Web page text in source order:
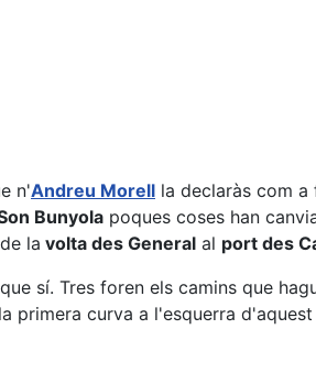
n'Andreu Morell la declaràs com
Bunyola poques coses han
la volta des General al port des
sí. Tres foren els camins que
primera curva a l'esquerra